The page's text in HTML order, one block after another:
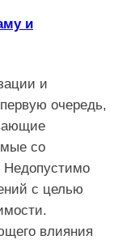
и
и
очередь,
со
Недопустимо
с целью
влияния